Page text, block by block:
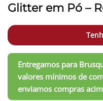
Glitter em Pó –